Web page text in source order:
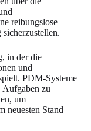
reibungslose
in der die
und
PDM-Systeme
Aufgaben zu
um
neuesten Stand